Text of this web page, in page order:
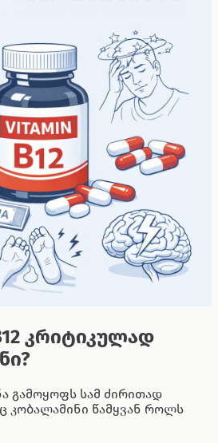
კრიტიკულად
გამოყოფს სამ ძირითად
კობალამინი წამყვან როლს